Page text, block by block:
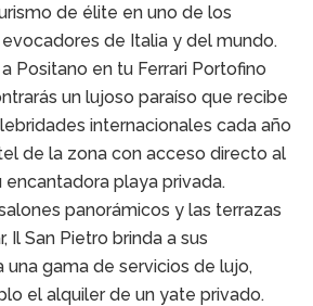
de élite en uno de los
de Italia y del mundo.
Positano en tu Ferrari Portofino
un lujoso paraíso que recibe
internacionales cada año
de la zona con acceso directo al
encantadora playa privada.
panorámicos y las terrazas
Il San Pietro brinda a sus
gama de servicios de lujo,
el alquiler de un yate privado.